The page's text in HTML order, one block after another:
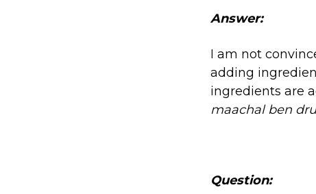
Answer:
I am not
adding
ingredients are
maachal ben
Question: